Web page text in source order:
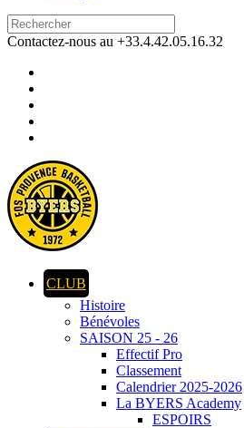
Contactez-nous au +33.4.42.05.16.32
CLUB
Histoire
Bénévoles
SAISON 25 - 26
Effectif Pro
Classement
Calendrier 2025-2026
La BYERS Academy
ESPOIRS